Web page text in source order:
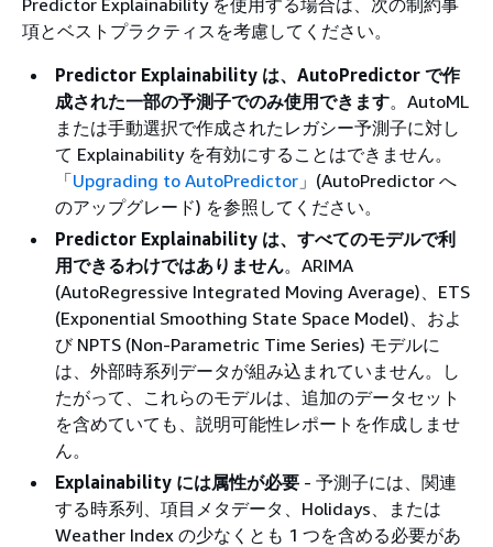
項とベストプラクティスを考慮してください。
Predictor Explainability は、AutoPredictor で作
成された一部の予測子でのみ使用できます。AutoML
または手動選択で作成されたレガシー予測子に対し
て Explainability を有効にすることはできません。
「Upgrading to AutoPredictor 」(AutoPredictor へ
のアップグレード) を参照してください。
Predictor Explainability は、すべてのモデルで利
用できるわけではありません。ARIMA
(AutoRegressive Integrated Moving Average)、ETS
(Exponential Smoothing State Space Model)、およ
び NPTS (Non-Parametric Time Series) モデルに
は、外部時系列データが組み込まれていません。し
たがって、これらのモデルは、追加のデータセット
を含めていても、説明可能性レポートを作成しませ
ん。
Explainability には属性が必要 - 予測子には、関連
する時系列、項目メタデータ、Holidays、または
Weather Index の少なくとも 1 つを含める必要があ